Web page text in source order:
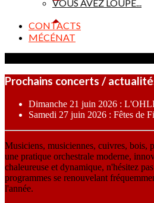
VOUS AVEZ LOUPÉ...
CONTACTS
MÉCÉNAT
Prochains concerts /
Dimanche 21 juin 2026 :
Samedi 27 juin 2026 : Fêtes de
Musiciens, musiciennes, cuivres, bois,
une pratique orchestrale moderne,
chaleureuse et dynamique, n'hésitez
programmes se renouvelant
l'année.